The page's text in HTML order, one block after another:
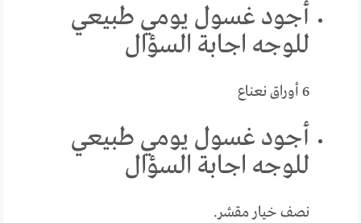
أجود غسول يومي طبيعي
للوجه اجابة السؤال
6 أوراق نعناع
أجود غسول يومي طبيعي
للوجه اجابة السؤال
نصف خيار مقشر.